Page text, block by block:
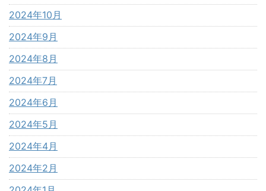
2024年10月
2024年9月
2024年8月
2024年7月
2024年6月
2024年5月
2024年4月
2024年2月